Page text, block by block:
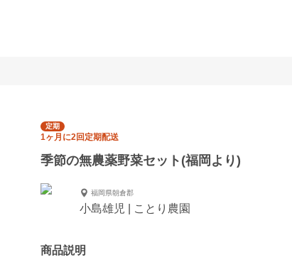
定期
1ヶ月に2回定期配送
季節の無農薬野菜セット(福岡より)
福岡県朝倉郡
小島雄児 | ことり農園
商品説明